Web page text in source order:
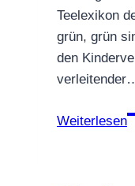
Teelexikon
grün, grün
den
Weiterlesen